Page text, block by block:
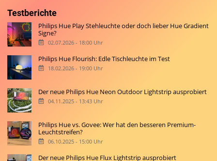
Testberichte
Philips Hue Play Stehleuchte oder doch lieber Hue Gradient
Signe?
02.07.2026 - 18:00 Uhr
Philips Hue Flourish: Edle Tischleuchte im Test
18.02.2026 - 19:00 Uhr
Der neue Philips Hue Neon Outdoor Lightstrip ausprobiert
04.11.2025 - 13:43 Uhr
Philips Hue vs. Govee: Wer hat den besseren Premium-
Leuchtstreifen?
06.10.2025 - 15:00 Uhr
Der neue Philips Hue Flux Lightstrip ausprobiert